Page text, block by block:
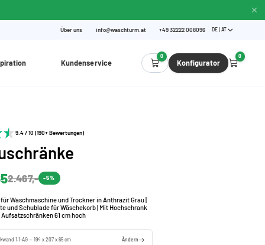
Über uns info@waschturm.at +49 32222 008096 DE | AT
Kundenservice
0
Konfigurator
0
9.4 / 10 (190+ Bewertungen)
2.467,- -5%
Waschmaschine und Trockner in Anthrazit Grau |
und Schublade für Wäschekorb | Mit Hochschrank
61 cm hoch
1.1-AG — 194 x 207 x 65 cm Ändern